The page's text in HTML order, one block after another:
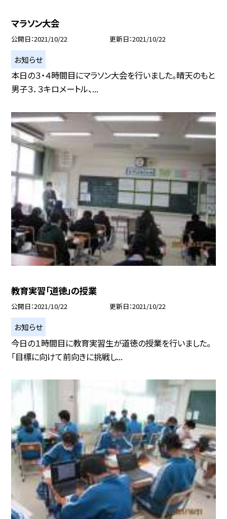
マラソン大会
公開日 2021/10/22 更新日 2021/10/22
お知らせ
本日の３・４時間目にマラソン大会を行いました。晴天のもと
男子３．３キロメートル、...
教育実習「道徳」の授業
公開日 2021/10/22 更新日 2021/10/22
お知らせ
今日の１時間目に教育実習生が道徳の授業を行いました。
「目標に向けて前向きに挑戦し...